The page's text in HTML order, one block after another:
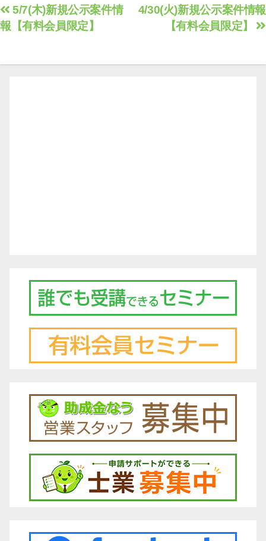
投
稿
ビ
4/30(火)新規公示案件情報
【有料会員限定】
5/7(木)新規公示案件情
報【有料会員限定】